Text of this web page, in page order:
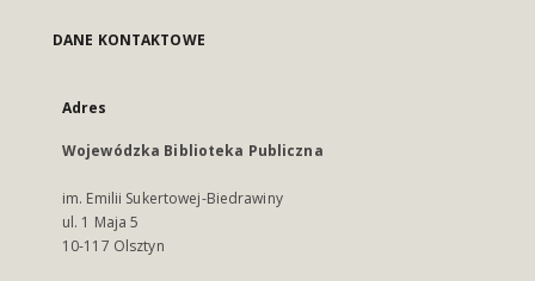
DANE KONTAKTOWE
Adres
Wojewódzka Biblioteka Publiczna
im. Emilii Sukertowej-Biedrawiny
ul. 1 Maja 5
10-117 Olsztyn